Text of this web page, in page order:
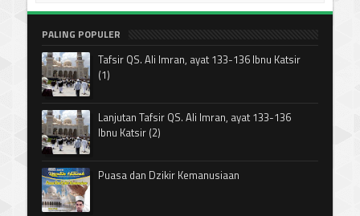
PALING POPULER
Tafsir QS. Ali Imran, ayat 133-136 Ibnu Katsir
(1)
Lanjutan Tafsir QS. Ali Imran, ayat 133-136
Ibnu Katsir (2)
Puasa dan Dzikir Kemanusiaan